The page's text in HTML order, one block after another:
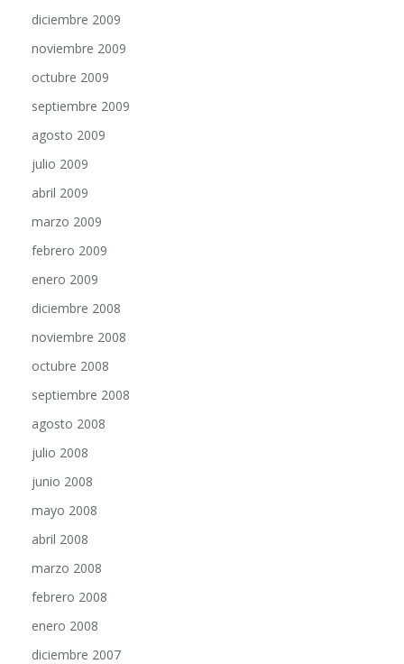
diciembre 2009
noviembre 2009
octubre 2009
septiembre 2009
agosto 2009
julio 2009
abril 2009
marzo 2009
febrero 2009
enero 2009
diciembre 2008
noviembre 2008
octubre 2008
septiembre 2008
agosto 2008
julio 2008
junio 2008
mayo 2008
abril 2008
marzo 2008
febrero 2008
enero 2008
diciembre 2007